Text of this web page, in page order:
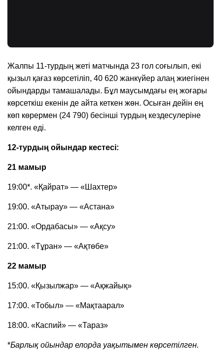
Жалпы 11-турдың жеті матчында 23 гол соғылып, екі
қызыл қағаз көрсетіліп, 40 620 жанкүйер алаң жиегінен
ойындарды тамашалады. Бұл маусымдағы ең жоғары
көрсеткіш екенін де айта кеткен жөн. Осыған дейін ең
көп көрермен (24 790) бесінші турдың кездесулеріне
келген еді.
12-турдың ойындар кестесі:
21 мамыр
19:00*. «Қайрат» — «Шахтер»
19:00. «Атырау» — «Астана»
21:00. «Ордабасы» — «Ақсу»
21:00. «Тұран» — «Ақтөбе»
22 мамыр
15:00. «Қызылжар» — «Ақжайық»
17:00. «Тобыл» — «Мақтаарал»
18:00. «Каспий» — «Тараз»
*Барлық ойындар елорда уақытымен көрсетілген.